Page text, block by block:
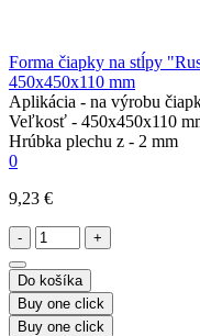
Forma čiapky na stĺpy
450х450х110 mm
Aplikácia - na výrobu
Veľkosť - 450х450х110
Hrúbka plechu z - 2 mm
0
9,23 €
- +
Do košíka
Buy one click
Buy one click